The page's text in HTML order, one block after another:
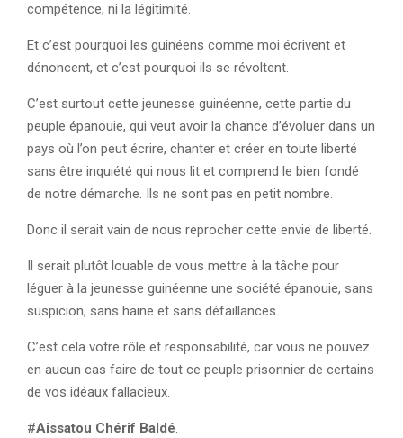
compétence, ni la légitimité.
Et c’est pourquoi les guinéens comme moi écrivent et
dénoncent, et c’est pourquoi ils se révoltent.
C’est surtout cette jeunesse guinéenne, cette partie du
peuple épanouie, qui veut avoir la chance d’évoluer dans un
pays où l’on peut écrire, chanter et créer en toute liberté
sans être inquiété qui nous lit et comprend le bien fondé
de notre démarche. Ils ne sont pas en petit nombre.
Donc il serait vain de nous reprocher cette envie de liberté.
Il serait plutôt louable de vous mettre à la tâche pour
léguer à la jeunesse guinéenne une société épanouie, sans
suspicion, sans haine et sans défaillances.
C’est cela votre rôle et responsabilité, car vous ne pouvez
en aucun cas faire de tout ce peuple prisonnier de certains
de vos idéaux fallacieux.
#Aissatou Chérif Baldé.